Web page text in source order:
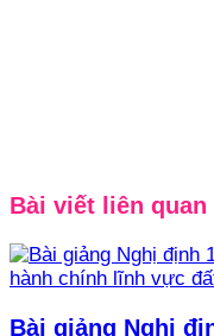
Bài viết liên quan
Bài giảng Nghị